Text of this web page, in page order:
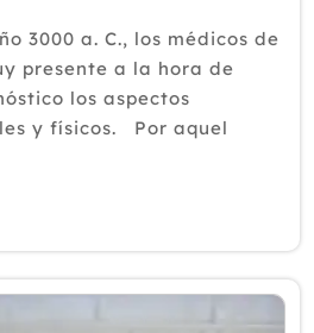
3000 a. C., los médicos de
presente a la hora de
los aspectos
y físicos. Por aquel